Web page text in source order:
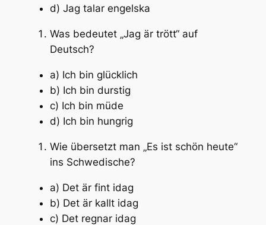
d) Jag talar engelska
Was bedeutet „Jag är trött“ auf
Deutsch?
a) Ich bin glücklich
b) Ich bin durstig
c) Ich bin müde
d) Ich bin hungrig
Wie übersetzt man „Es ist schön heute“
ins Schwedische?
a) Det är fint idag
b) Det är kallt idag
c) Det regnar idag